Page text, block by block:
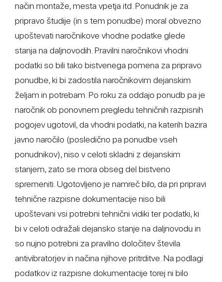
način montaže, mesta vpetja itd. Ponudnik je za
pripravo študije (in s tem ponudbe) moral obvezno
upoštevati naročnikove vhodne podatke glede
stanja na daljnovodih. Pravilni naročnikovi vhodni
podatki so bili tako bistvenega pomena za pripravo
ponudbe, ki bi zadostila naročnikovim dejanskim
željam in potrebam. Po roku za oddajo ponudb pa je
naročnik ob ponovnem pregledu tehničnih razpisnih
pogojev ugotovil, da vhodni podatki, na katerih bazira
javno naročilo (posledično pa ponudbe vseh
ponudnikov), niso v celoti skladni z dejanskim
stanjem, zato se mora obseg del bistveno
spremeniti. Ugotovljeno je namreč bilo, da pri pripravi
tehnične razpisne dokumentacije niso bili
upoštevani vsi potrebni tehnični vidiki ter podatki, ki
bi v celoti odražali dejansko stanje na daljnovodu in
so nujno potrebni za pravilno določitev števila
antivibratorjev in načina njihove pritrditve. Na podlagi
podatkov iz razpisne dokumentacije torej ni bilo